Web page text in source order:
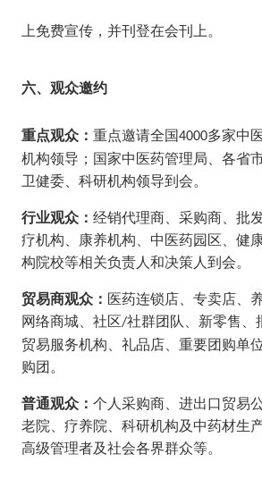
上免费宣传，并刊登在会刊上。
六、观众邀约
重点观众： 重点邀请全国4000多家中
机构领导；国家中医药管理局、各省
卫健委、科研机构领导到会。
行业观众： 经销代理商、采购商、批
疗机构、康养机构、中医药园区、健
构院校等相关负责人和决策人到会。
贸易商观众： 医药连锁店、专卖店、
网络商城、社区/社群团队、新零售、
贸易服务机构、礼品店、重要团购单
购团。
普通观众： 个人采购商、进出口贸易
老院、疗养院、科研机构及中药材生
高级管理者及社会各界群众等。